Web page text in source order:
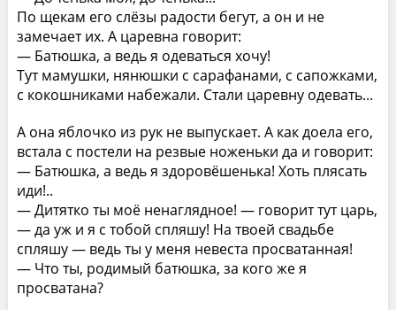
По щекам его слёзы радости бегут, а он и не
замечает их. А царевна говорит:
— Батюшка, а ведь я одеваться хочу!
Тут мамушки, нянюшки с сарафанами, с сапожками,
с кокошниками набежали. Стали царевну одевать...
А она яблочко из рук не выпускает. А как доела его,
встала с постели на резвые ноженьки да и говорит:
— Батюшка, а ведь я здоровёшенька! Хоть плясать
иди!..
— Дитятко ты моё ненаглядное! — говорит тут царь,
— да уж и я с тобой спляшу! На твоей свадьбе
спляшу — ведь ты у меня невеста просватанная!
— Что ты, родимый батюшка, за кого же я
просватана?